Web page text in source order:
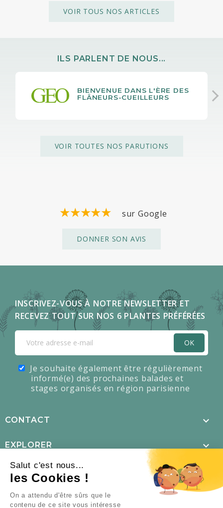
VOIR TOUS NOS ARTICLES
ILS PARLENT DE NOUS...
BIENVENUE DANS L'ÈRE DES
FLÂNEURS-CUEILLEURS
VOIR TOUTES NOS PARUTIONS
sur Google
DONNER SON AVIS
INSCRIVEZ-VOUS À NOTRE NEWSLETTER ET
RECEVEZ TOUT SUR NOS 6 PLANTES PRÉFÉRÉES
Je souhaite également être régulièrement
informé(e) des prochaines balades et
stages organisés en région parisienne
OK
CONTACT 
EXPLORER 
MENTIONS LÉGALES 
NOUS SUIVRE 
×
Salut c'est nous...
les Cookies !
On a attendu d'être sûrs que le
contenu de ce site vous intéresse